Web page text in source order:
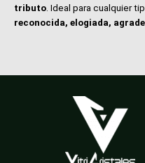
tributo. Ideal para cualquier
reconocida, elogiada,